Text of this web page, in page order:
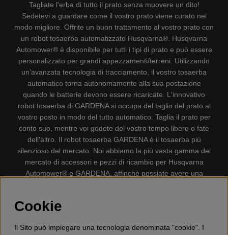
Tagliate l'erba di tutto il prato senza muovere un dito!
Sedetevi a guardare come il vostro prato viene curato nel
modo migliore. Offrite un buon trattamento al vostro prato con
un robot tosaerba automatizzato Husqvarna®. Husqvarna
Automower® è disponibile per tutti i tipi di prato e può essere
personalizzato per grandi appezzamenti/terreni. Utilizzando
un'avanzata tecnologia di tracciamento, il vostro tosaerba
automatico torna autonomamente alla sua postazione
quando le batterie devono essere ricaricate. L'innovativo
robot tosaerba di GARDENA si occupa del taglio del prato al
vostro posto in modo del tutto automatico. Taglia il prato per
conto suo, mentre voi godete del vostro tempo libero o fate
dell'altro. Il robot tosaerba GARDENA è il tosaerba più
silenzioso del mercato. Noi abbiamo la più vasta gamma del
mercato di accessori e pezzi di ricambio per Husqvarna
Automower® e GARDENA, affinchè possiate avere una
Accessori per la protezione personale, Decespugliatori,
Aspirapolvere, Mototroncatrici, Attrezzature Forestali,
Cookie
Il Sito può impiegare una tecnologia denominata "cookie". I